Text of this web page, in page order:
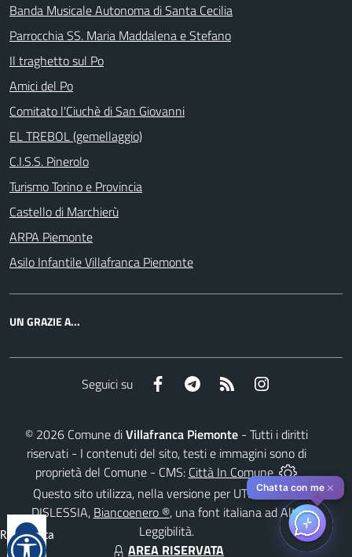
Banda Musicale Autonoma di Santa Cecilia
Parrocchia SS. Maria Maddalena e Stefano
Il traghetto sul Po
Amici del Po
Comitato l'Ciuchè di San Giovanni
EL TREBOL (gemellaggio)
C.I.S.S. Pinerolo
Turismo Torino e Provincia
Castello di Marchierù
ARPA Piemonte
Asilo Infantile Villafranca Piemonte
UN GRAZIE A...
Seguici su Facebook Telegram RSS
© 2026 Comune diVillafranca Piemonte - Tutti i diritti
riservati - I contenuti del sito, testi e immagini sono di
proprietà del Comune - CMS: Città In Comune
Questo sito utilizza, nella versione per UTENTI CON
DISLESSIA, Biancoenero ®, una font italiana ad Alta
Leggibilità.
AREA RISERVATA
Reimposta
tutto
Chatta con me ✕